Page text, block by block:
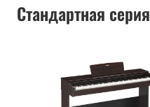
Стандартная серия